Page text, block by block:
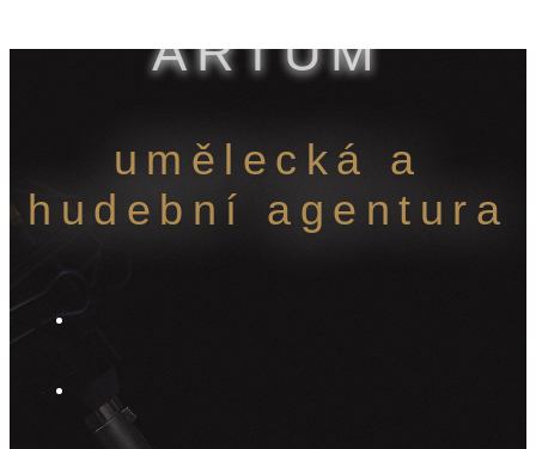
ARTUM
umělecká a
hudební agentura